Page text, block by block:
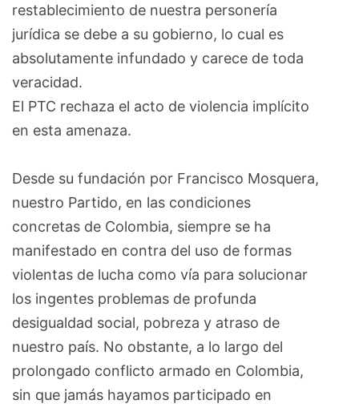
restablecimiento de nuestra personería
jurídica se debe a su gobierno, lo cual es
absolutamente infundado y carece de toda
veracidad.
El PTC rechaza el acto de violencia implícito
en esta amenaza.
Desde su fundación por Francisco Mosquera,
nuestro Partido, en las condiciones
concretas de Colombia, siempre se ha
manifestado en contra del uso de formas
violentas de lucha como vía para solucionar
los ingentes problemas de profunda
desigualdad social, pobreza y atraso de
nuestro país. No obstante, a lo largo del
prolongado conflicto armado en Colombia,
sin que jamás hayamos participado en